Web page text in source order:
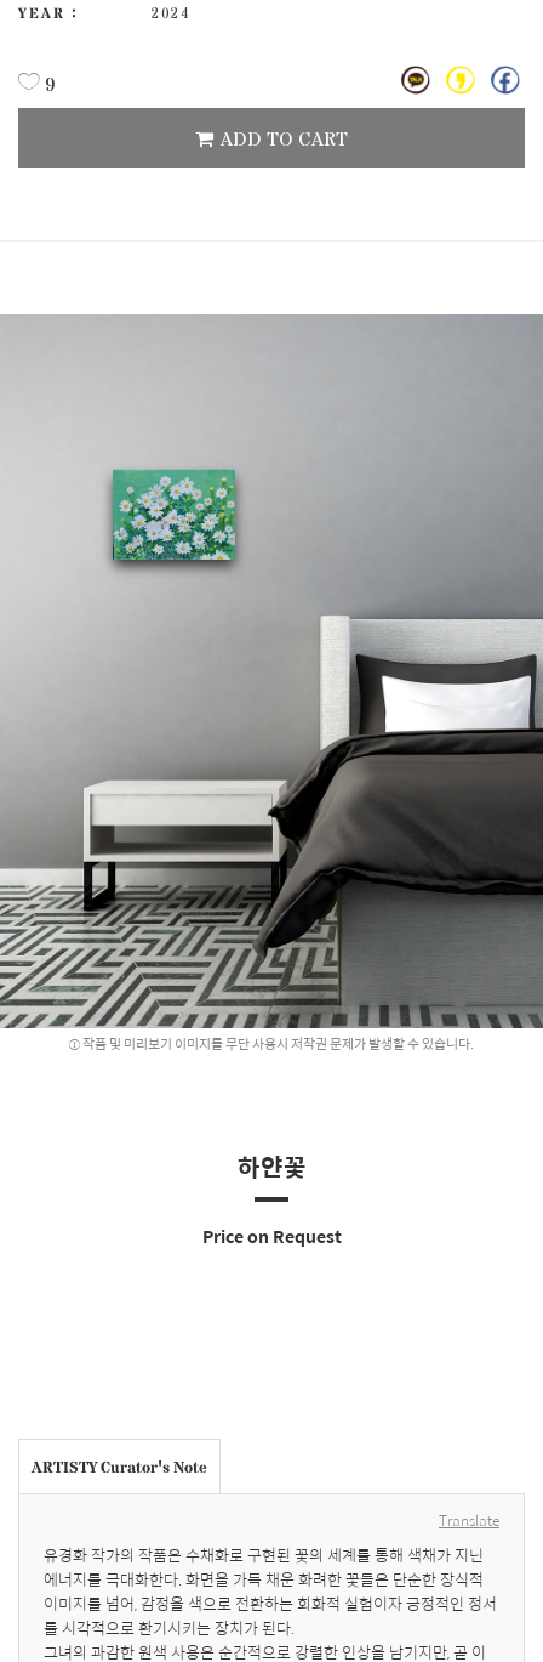
YEAR :
2024
9
ADD TO CART
작품 및 미리보기 이미지를 무단 사용시 저작권 문제가 발생할 수 있습니다.
하얀꽃
Price on Request
ARTISTY Curator's Note
Translate
유경화 작가의 작품은 수채화로 구현된 꽃의 세계를 통해 색채가 지닌
에너지를 극대화한다. 화면을 가득 채운 화려한 꽃들은 단순한 장식적
이미지를 넘어, 감정을 색으로 전환하는 회화적 실험이자 긍정적인 정서
를 시각적으로 환기시키는 장치가 된다.
그녀의 과감한 원색 사용은 순간적으로 강렬한 인상을 남기지만, 곧 이